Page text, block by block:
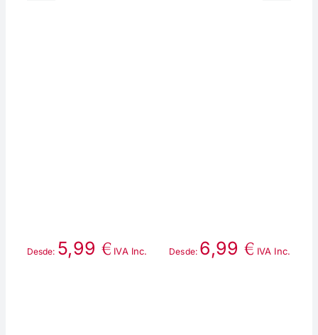
Desde: 5,99 € IVA Inc. Desde: 6,99€ IVA Inc.